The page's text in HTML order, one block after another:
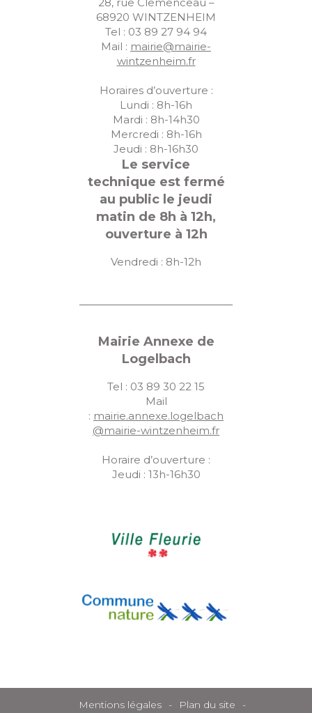
68920 WINTZENHEIM
Tel : 03 89 27 94 94
Mail : mairie@mairie-
wintzenheim.fr
Horaires d’ouverture :
Lundi : 8h-16h
Mardi : 8h-14h30
Mercredi : 8h-16h
Jeudi : 8h-16h30
Le service
technique est fermé
au public le jeudi
matin de 8h à 12h,
ouverture à 12h
Vendredi : 8h-12h
Mairie Annexe de
Logelbach
Tel : 03 89 30 22 15
Mail
: mairie.annexe.logelbach
@mairie-wintzenheim.fr
Horaire d’ouverture :
Jeudi : 13h-16h30
Mentions légales
Plan du site